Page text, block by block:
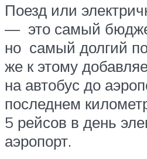
Поезд или
— это самый
но самый долгий
же к этому
на автобус до
последнем
5 рейсов в день
аэропорт.